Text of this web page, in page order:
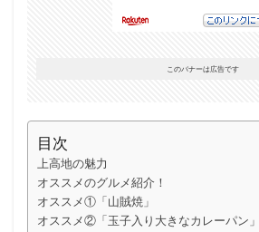
このバナーは広告です
目次
上高地の魅力
オススメのグルメ紹介！
オススメ①「山賊焼」
オススメ②「玉子入り大きなカレーパン」